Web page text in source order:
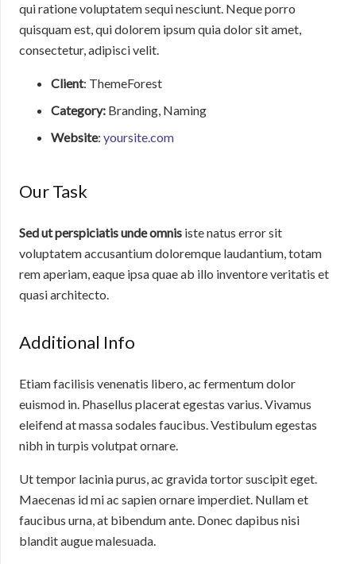
qui ratione voluptatem sequi nesciunt. Neque porro
quisquam est, qui dolorem ipsum quia dolor sit amet,
consectetur, adipisci velit.
Client: ThemeForest
Category: Branding, Naming
Website: yoursite.com
Our Task
Sed ut perspiciatis unde omnis iste natus error sit
voluptatem accusantium doloremque laudantium, totam
rem aperiam, eaque ipsa quae ab illo inventore veritatis et
quasi architecto.
Additional Info
Etiam facilisis venenatis libero, ac fermentum dolor
euismod in. Phasellus placerat egestas varius. Vivamus
eleifend at massa sodales faucibus. Vestibulum egestas
nibh in turpis volutpat ornare.
Ut tempor lacinia purus, ac gravida tortor suscipit eget.
Maecenas id mi ac sapien ornare imperdiet. Nullam et
faucibus urna, at bibendum ante. Donec dapibus nisi
blandit augue malesuada.